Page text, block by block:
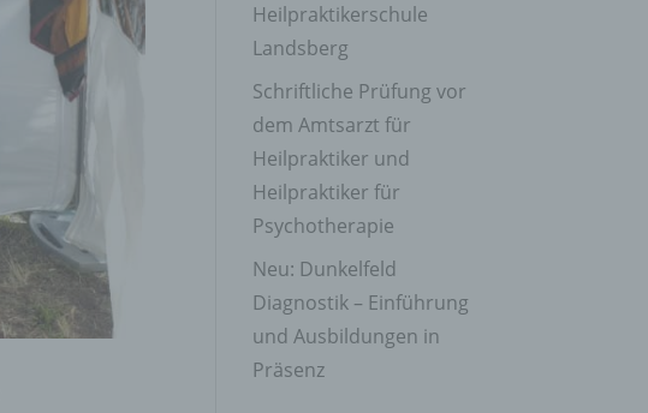
Heilpraktikerschule
Landsberg
Schriftliche Prüfung vor
dem Amtsarzt für
Heilpraktiker und
Heilpraktiker für
Psychotherapie
Neu: Dunkelfeld
Diagnostik – Einführung
und Ausbildungen in
Präsenz